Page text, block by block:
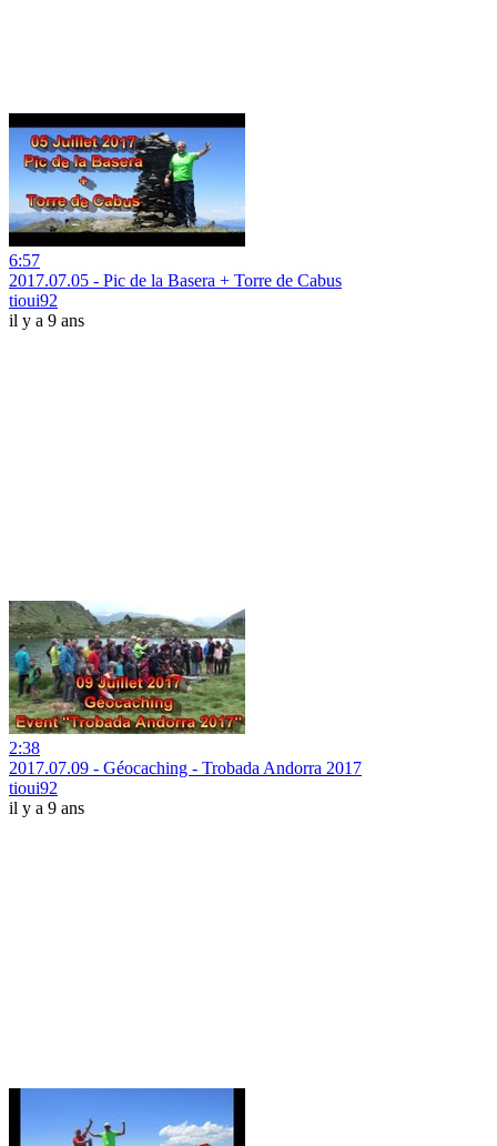
6:57
2017.07.05 - Pic de la Basera + Torre de Cabus
tioui92
il y a 9 ans
2:38
2017.07.09 - Géocaching - Trobada Andorra 2017
tioui92
il y a 9 ans